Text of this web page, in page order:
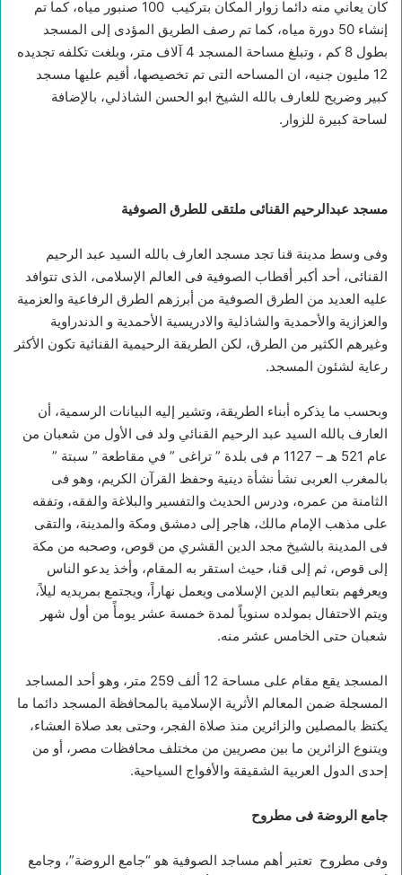
كان يعاني منه دائما زوار المكان بتركيب 100 صنبور مياه، كما تم
إنشاء 50 دورة مياه، كما تم رصف الطريق المؤدى إلى المسجد
بطول 8 كم ، وتبلغ مساحة المسجد 4 آلاف متر، وبلغت تكلفه تجديده
12 مليون جنيه، ان المساحه التى تم تخصيصها، أقيم عليها مسجد
كبير وضريح للعارف بالله الشيخ ابو الحسن الشاذلي، بالإضافة
لساحة كبيرة للزوار.
مسجد عبدالرحيم القنائى ملتقى للطرق الصوفية
وفى وسط مدينة قنا تجد مسجد العارف بالله السيد عبد الرحيم
القنائى، أحد أكبر أقطاب الصوفية فى العالم الإسلامى، الذى تتوافد
عليه العديد من الطرق الصوفية من أبرزهم الطرق الرفاعية والعزمية
والعزازية والأحمدية والشاذلية والادريسية الأحمدية و الدندراوية
وغيرهم الكثير من الطرق، لكن الطريقة الرحيمية القنائية تكون الأكثر
رعاية لشئون المسجد.
وبحسب ما يذكره أبناء الطريقة، وتشير إليه البيانات الرسمية، أن
العارف بالله السيد عبد الرحيم القنائي ولد فى الأول من شعبان من
عام 521 هـ – 1127 م فى بلدة ” تراغى ” في مقاطعة ” سبتة ”
بالمغرب العربى نشأ نشأة دينية وحفظ القرآن الكريم، وهو فى
الثامنة من عمره، ودرس الحديث والتفسير والبلاغة والفقه، وتفقه
على مذهب الإمام مالك، هاجر إلى دمشق ومكة والمدينة، والتقى
فى المدينة بالشيخ مجد الدين القشري من قوص، وصحبه من مكة
إلى قوص، ثم إلى قنا، حيث استقر به المقام، وأخذ يدعو الناس
ويعرفهم بتعاليم الدين الإسلامى ويعمل نهاراً، ويجتمع بمريديه ليلاً،
ويتم الاحتفال بمولده سنوياً لمدة خمسة عشر يومأً من أول شهر
شعبان حتى الخامس عشر منه.
المسجد يقع مقام على مساحة 12 ألف 259 متر، وهو أحد المساجد
المسجلة ضمن المعالم الأثرية الإسلامية بالمحافظة المسجد دائما ما
يكتظ بالمصلين والزائرين منذ صلاة الفجر، وحتى بعد صلاة العشاء،
ويتنوع الزائرين ما بين مصريين من مختلف محافظات مصر، أو من
إحدى الدول العربية الشقيقة والأفواج السياحية.
جامع الروضة فى مطروح
وفى مطروح تعتبر أهم مساجد الصوفية هو “جامع الروضة”، وجامع